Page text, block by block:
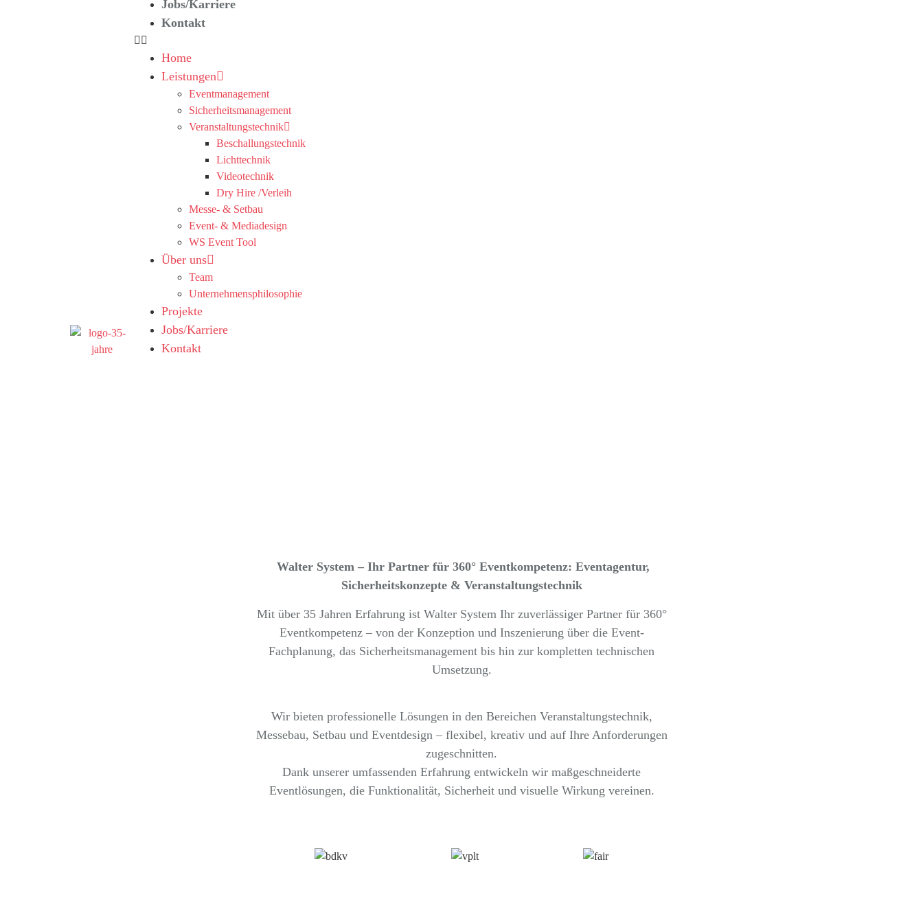
Jobs/Karriere
Kontakt
Home
Leistungen
Eventmanagement
Sicherheitsmanagement
Veranstaltungstechnik
Beschallungstechnik
Lichttechnik
Videotechnik
Dry Hire /Verleih
Messe- & Setbau
Event- & Mediadesign
WS Event Tool
Über uns
Team
Unternehmensphilosophie
Projekte
Jobs/Karriere
Kontakt
Walter System – Ihr Partner für 360° Eventkompetenz: Eventagentur,
Sicherheitskonzepte & Veranstaltungstechnik
Mit über 35 Jahren Erfahrung ist Walter System Ihr zuverlässiger Partner für 360°
Eventkompetenz – von der Konzeption und Inszenierung über die Event-
Fachplanung, das Sicherheitsmanagement bis hin zur kompletten technischen
Umsetzung.
Wir bieten professionelle Lösungen in den Bereichen Veranstaltungstechnik,
Messebau, Setbau und Eventdesign – flexibel, kreativ und auf Ihre Anforderungen
zugeschnitten.
Dank unserer umfassenden Erfahrung entwickeln wir maßgeschneiderte
Eventlösungen, die Funktionalität, Sicherheit und visuelle Wirkung vereinen.